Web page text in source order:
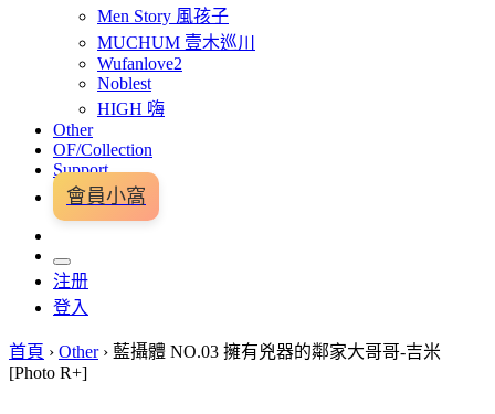
Men Story 風孩子
MUCHUM 壹木巡川
Wufanlove2
Noblest
HIGH 嗨
Other
OF/Collection
Support
會員小窩
注册
登入
首頁 › Other › 藍攝體 NO.03 擁有兇器的鄰家大哥哥-吉米
[Photo R+]